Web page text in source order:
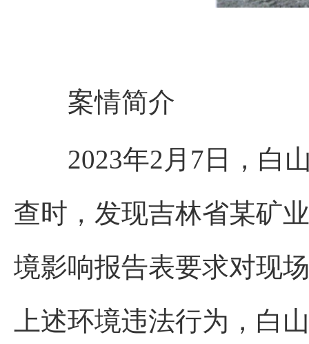
案情简介
2023年2月7日，白山
查时，发现吉林省某矿
境影响报告表要求对现
上述环境违法行为，白